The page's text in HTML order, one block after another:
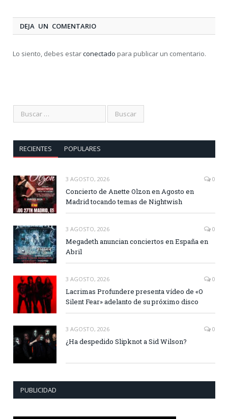
DEJA UN COMENTARIO
Lo siento, debes estarconectado para publicar un comentario.
RECIENTES POPULARES
3 AGOSTO, 2026 0
Concierto de Anette Olzon en Agosto en
Madrid tocando temas de Nightwish
3 AGOSTO, 2026 0
Megadeth anuncian conciertos en España en
Abril
3 AGOSTO, 2026 0
Lacrimas Profundere presenta vídeo de «O
Silent Fear» adelanto de su próximo disco
3 AGOSTO, 2026 0
¿Ha despedido Slipknot a Sid Wilson?
PUBLICIDAD